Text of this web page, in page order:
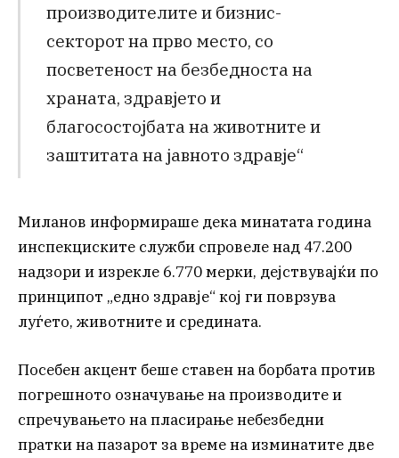
производителите и бизнис-
секторот на прво место, со
посветеност на безбедноста на
храната, здравјето и
благосостојбата на животните и
заштитата на јавното здравје“
Миланов информираше дека минатата година
инспекциските служби спровеле над 47.200
надзори и изрекле 6.770 мерки, дејствувајќи по
принципот „едно здравје“ кој ги поврзува
луѓето, животните и средината.
Посебен акцент беше ставен на борбата против
погрешното означување на производите и
спречувањето на пласирање небезбедни
пратки на пазарот за време на изминатите две